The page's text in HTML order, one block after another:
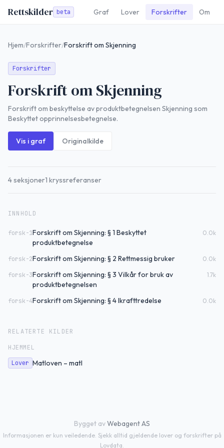
Rettskilder beta Graf Lover Forskrifter Om
Hjem/Forskrifter/Forskrift om Skjenning
Forskrifter
Forskrift om Skjenning
Forskrift om beskyttelse av produktbetegnelsen Skjenning som
Beskyttet opprinnelsesbetegnelse.
Vis i graf Originalkilde
4seksjoner1 kryssreferanser
INNHOLD
forsk-1Forskrift om Skjenning: § 1 Beskyttet
produktbetegnelse
0.0k
forsk-2Forskrift om Skjenning: § 2 Rettmessig bruker 0.0k
forsk-3Forskrift om Skjenning: § 3 Vilkår for bruk av
produktbetegnelsen
1.7k
forsk-4Forskrift om Skjenning: § 4 Ikrafttredelse 0.0k
RELATERTE KILDER
HJEMMEL
Lover Matloven – matl
Bygget avWebagent AS
Informasjonen er kun veiledende. Sjekk alltid gjeldende lover og forskrifter på
Lovdata.